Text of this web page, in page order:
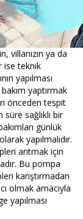
villanızın ya da
ise teknik
yapılması
yaptırmak
önceden tespit
sağlıklı bir
günlük
yapılmalıdır.
arıtmak için
Bu pompa
karıştırmadan
olmak amacıyla
yapılması